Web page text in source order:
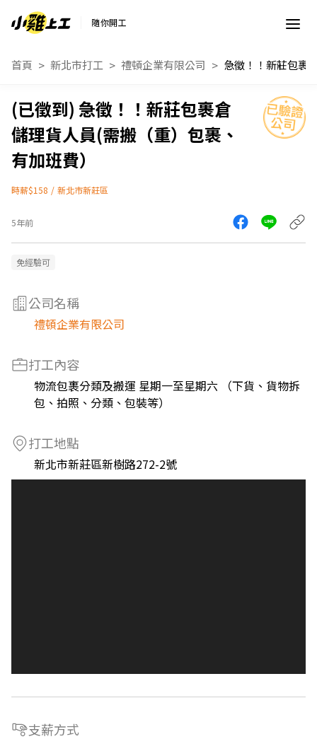
隨你開工
首頁 新北市打工 禮頓企業有限公司
急徵！！新莊包裹倉
儲理貨人員(需搬（重）包裹、
有加班費）
時薪$158 / 新北市新莊區
5年前
免經驗可
公司名稱
禮頓企業有限公司
打工內容
物流包裹分類及搬運 星期一至星期六 （下貨、貨物拆
包、拍照、分類、包裝等）
打工地點
新北市新莊區新樹路272-2號
支薪方式